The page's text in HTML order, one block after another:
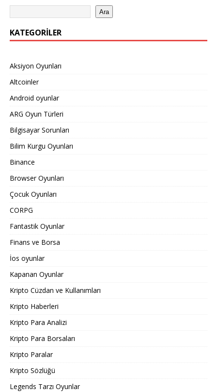
Ara
KATEGORILER
Aksiyon Oyunları
Altcoinler
Android oyunlar
ARG Oyun Türleri
Bilgisayar Sorunları
Bilim Kurgu Oyunları
Binance
Browser Oyunları
Çocuk Oyunları
CORPG
Fantastik Oyunlar
Finans ve Borsa
İos oyunlar
Kapanan Oyunlar
Kripto Cüzdan ve Kullanımları
Kripto Haberleri
Kripto Para Analizi
Kripto Para Borsaları
Kripto Paralar
Kripto Sözlüğü
Legends Tarzı Oyunlar